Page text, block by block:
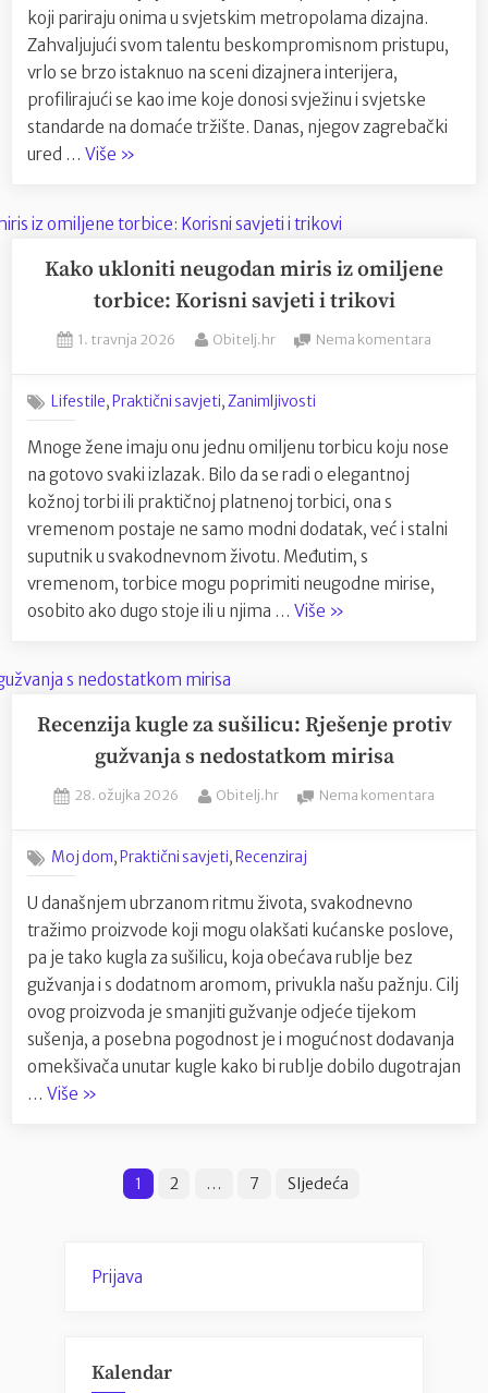
DESIGN
koji pariraju onima u svjetskim metropolama dizajna.
Zahvaljujući svom talentu beskompromisnom pristupu,
vrlo se brzo istaknuo na sceni dizajnera interijera,
profilirajući se kao ime koje donosi svježinu i svjetske
standarde na domaće tržište. Danas, njegov zagrebački
ured … Više “Vizija
u
lokalnom
kontekstu:
Mihovec
uspon
DESIGN
STUDIJA”
»
Kako ukloniti neugodan miris iz omiljene
torbice: Korisni savjeti i trikovi
Posted
1. travnja 2026 By
Obitelj.hr Nema komentara
iz
Korisni
trikovi
Lifestile, Praktični savjeti,Zanimljivosti
Mnoge žene imaju onu jednu omiljenu torbicu koju nose
na gotovo svaki izlazak. Bilo da se radi o elegantnoj
kožnoj torbi ili praktičnoj platnenoj torbici, ona s
vremenom postaje ne samo modni dodatak, već i stalni
suputnik u svakodnevnom životu. Međutim, s
vremenom, torbice mogu poprimiti neugodne mirise,
osobito ako dugo stoje ili u njima … Više “Kako
iz
omiljene
Korisni
»
Recenzija kugle za sušilicu: Rješenje protiv
gužvanja s nedostatkom mirisa
Posted
28. ožujka 2026 By
Obitelj.hr Nema komentara
protiv
s
Moj dom,Praktični savjeti,Recenziraj
U današnjem ubrzanom ritmu života, svakodnevno
tražimo proizvode koji mogu olakšati kućanske poslove,
pa je tako kugla za sušilicu, koja obećava rublje bez
gužvanja i s dodatnom aromom, privukla našu pažnju. Cilj
ovog proizvoda je smanjiti gužvanje odjeće tijekom
sušenja, a posebna pogodnost je i mogućnost dodavanja
omekšivača unutar kugle kako bi rublje dobilo dugotrajan
… Više “Recenzija
sušilicu:
Rješenje
»
1 2 … 7 Sljedeća
Prijava
Kalendar